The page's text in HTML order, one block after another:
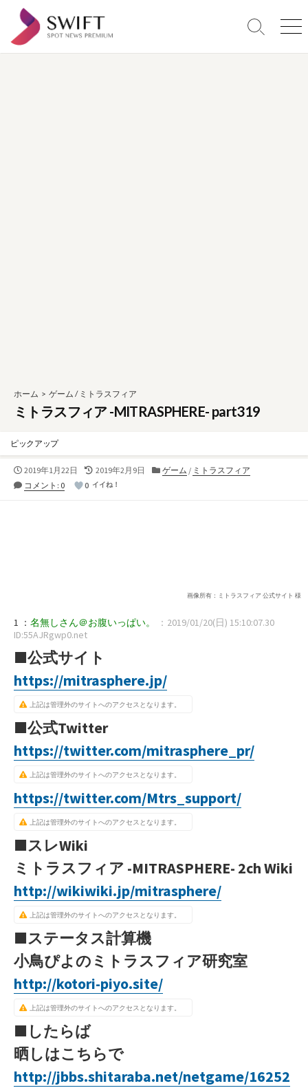
テ
検
メ
ホーム > ゲーム / ミトラスフィア
ミトラスフィア -MITRASPHERE- part319
ピックアップ
公
開
2019年1月22日
最
終
2019年2月9日
カ
ゲーム / ミトラスフィア
コメント: 0
0 イイね！
画像所有：ミトラスフィア 公式サイト 様
1 ： 名無しさん＠お腹いっぱい。
：2019/01/20(日) 15:10:07.30
ID:55AJRgwp0.net
■公式サイト
https://mitrasphere.jp/
上記は管理外のサイトへのアクセスとなります。
■公式Twitter
https://twitter.com/mitrasphere_pr/
上記は管理外のサイトへのアクセスとなります。
https://twitter.com/Mtrs_support/
上記は管理外のサイトへのアクセスとなります。
■スレWiki
ミトラスフィア -MITRASPHERE- 2ch Wiki
http://wikiwiki.jp/mitrasphere/
上記は管理外のサイトへのアクセスとなります。
■ステータス計算機
小鳥ぴよのミトラスフィア研究室
http://kotori-piyo.site/
上記は管理外のサイトへのアクセスとなります。
■したらば
晒しはこちらで
http://jbbs.shitaraba.net/netgame/16252